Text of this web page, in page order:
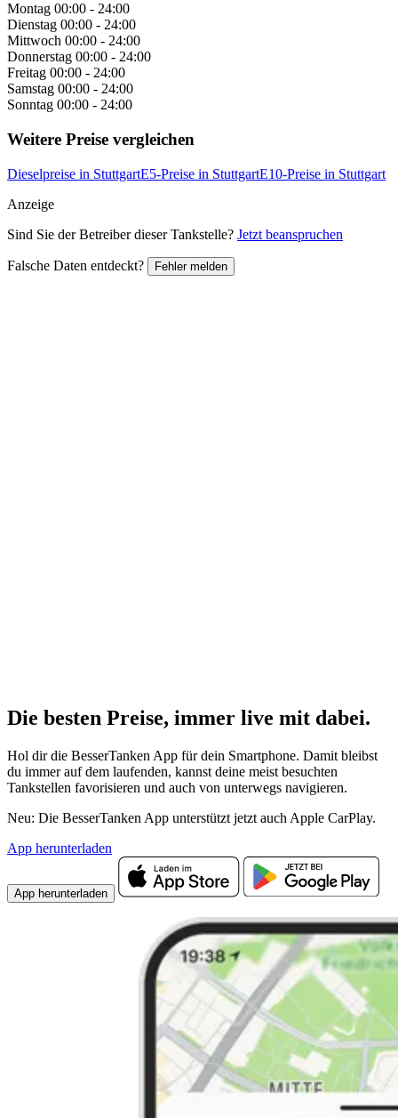
Montag 00:00 - 24:00
Dienstag 00:00 - 24:00
Mittwoch 00:00 - 24:00
Donnerstag 00:00 - 24:00
Freitag 00:00 - 24:00
Samstag 00:00 - 24:00
Sonntag 00:00 - 24:00
Weitere Preise vergleichen
Dieselpreise in StuttgartE5-Preise in StuttgartE10-Preise in Stuttgart
Anzeige
Sind Sie der Betreiber dieser Tankstelle? Jetzt beanspruchen
Falsche Daten entdeckt? Fehler melden
Die besten Preise, immer live mit dabei.
Hol dir die BesserTanken App für dein Smartphone. Damit bleibst
du immer auf dem laufenden, kannst deine meist besuchten
Tankstellen favorisieren und auch von unterwegs navigieren.
Neu: Die BesserTanken App unterstützt jetzt auch Apple CarPlay.
App herunterladen
App herunterladen